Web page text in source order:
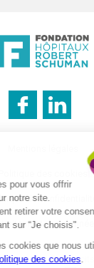
LOGISTIQUE
de confidentialité
des
. Tous droits